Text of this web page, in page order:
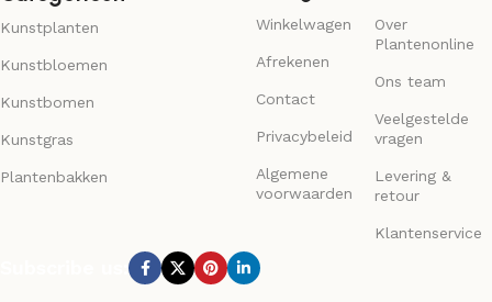
Categorieën Nuttige links
Algemene
Over Ons
Over
Veelgestelde
Levering &